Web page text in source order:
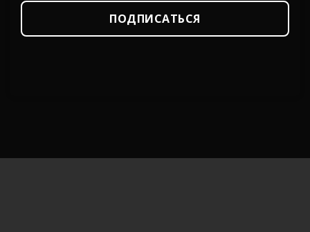
ПОДПИСАТЬСЯ